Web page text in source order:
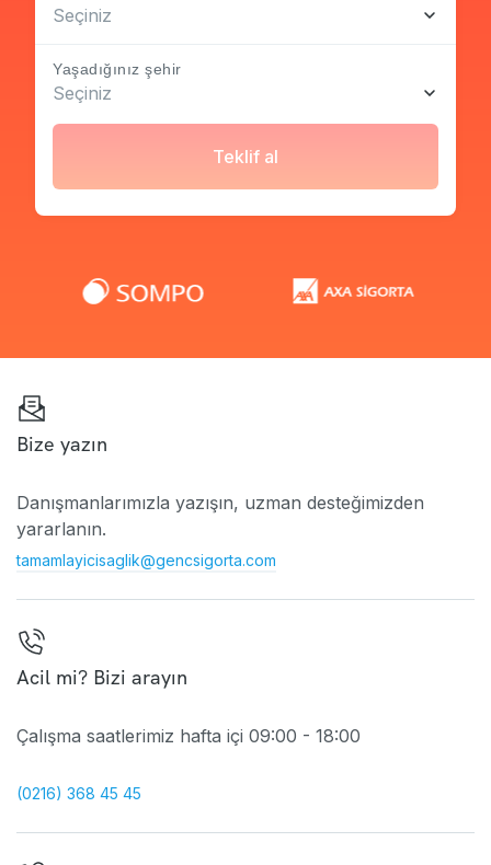
Seçiniz
Yaşadığınız şehir
Seçiniz
Teklif al
Bize yazın
Danışmanlarımızla yazışın, uzman desteğimizden
yararlanın.
tamamlayicisaglik@gencsigorta.com
Acil mi? Bizi arayın
Çalışma saatlerimiz hafta içi 09:00 - 18:00
(0216) 368 45 45